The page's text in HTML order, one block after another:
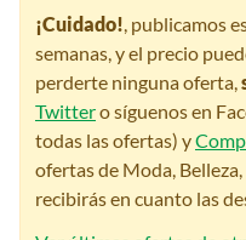
¡Cuidado! , publicamos
semanas, y el precio
perderte ninguna oferta,
Twittero síguenos en
todas las ofertas) y
ofertas de Moda,
recibirás en cuanto las